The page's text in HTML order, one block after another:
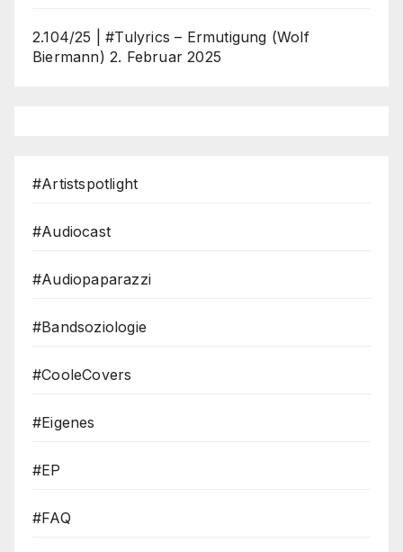
2.104/25 | #Tulyrics – Ermutigung (Wolf
Biermann) 2. Februar 2025
#Artistspotlight
#Audiocast
#Audiopaparazzi
#Bandsoziologie
#CooleCovers
#Eigenes
#EP
#FAQ